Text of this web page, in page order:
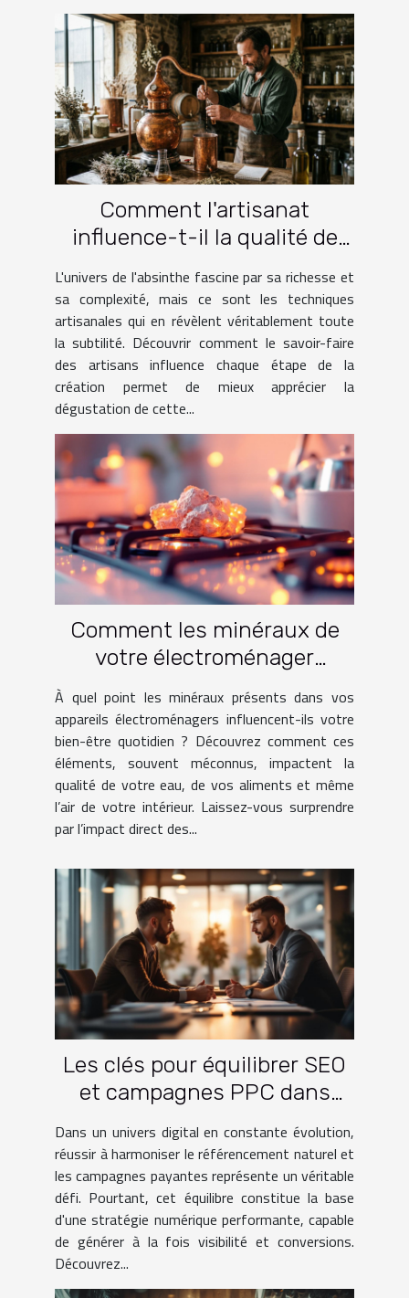
Comment l'artisanat
influence-t-il la qualité de
L'univers de l'absinthe fascine par sa richesse et
sa complexité, mais ce sont les techniques
artisanales qui en révèlent véritablement toute
la subtilité. Découvrir comment le savoir-faire
des artisans influence chaque étape de la
création permet de mieux apprécier la
dégustation de cette...
Comment les minéraux de
votre électroménager
être ?
À quel point les minéraux présents dans vos
appareils électroménagers influencent-ils votre
bien-être quotidien ? Découvrez comment ces
éléments, souvent méconnus, impactent la
qualité de votre eau, de vos aliments et même
l’air de votre intérieur. Laissez-vous surprendre
par l’impact direct des...
Les clés pour équilibrer SEO
et campagnes PPC dans
Dans un univers digital en constante évolution,
réussir à harmoniser le référencement naturel et
les campagnes payantes représente un véritable
défi. Pourtant, cet équilibre constitue la base
d'une stratégie numérique performante, capable
de générer à la fois visibilité et conversions.
Découvrez...